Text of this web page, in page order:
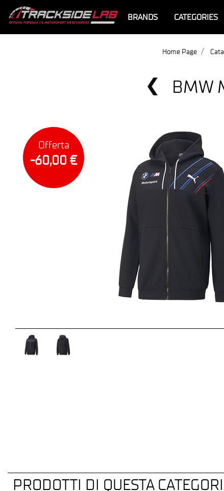
BRANDS CATEGORIES
Home Page
BMW
Offerta
-60,00 €
PRODOTTI DI QUESTA